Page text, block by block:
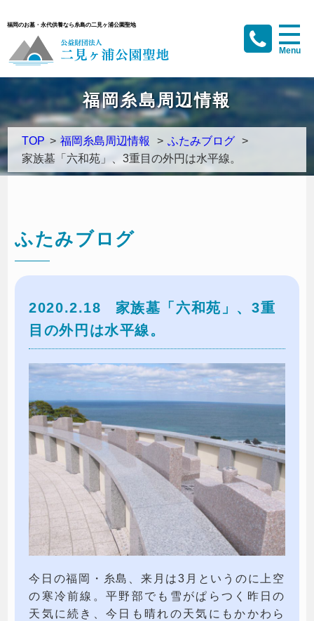
福岡のお墓・永代供養なら糸島の二見ヶ浦公園聖地
福岡糸島周辺情報
TOP > 福岡糸島周辺情報 > ふたみブログ
>
家族墓「六和苑」、3重目の外円は水平線。
ふたみブログ
2020.2.18
家族墓「六和苑」、3重
目の外円は水平線。
今日の福岡・糸島、来月は3月というのに上空
の寒冷前線。平野部でも雪がぱらつく昨日の
天気に続き、今日も晴れの天気にもかかわら